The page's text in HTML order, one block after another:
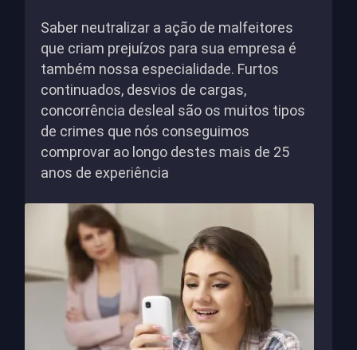
Saber neutralizar a ação de malfeitores
que criam prejuízos para sua empresa é
também nossa especialidade. Furtos
continuados, desvios de cargas,
concorrência desleal são os muitos tipos
de crimes que nós conseguimos
comprovar ao longo destes mais de 25
anos de experiência